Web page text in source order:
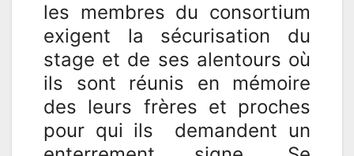
les membres du consortium
exigent la sécurisation du
stage et de ses alentours où
ils sont réunis en mémoire
des leurs frères et proches
pour qui ils demandent un